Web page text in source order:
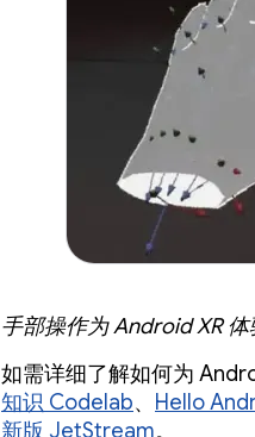
手部操作为 Android XR 体
如需详细了解如何为
知识 Codelab、 Hello
新版 JetStream。